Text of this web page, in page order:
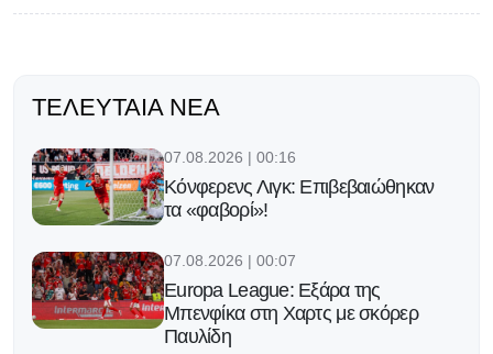
ΤΕΛΕΥΤΑΊΑ ΝΈΑ
07.08.2026 | 00:16
Κόνφερενς Λιγκ: Επιβεβαιώθηκαν
τα «φαβορί»!
07.08.2026 | 00:07
Europa League: Εξάρα της
Μπενφίκα στη Χαρτς με σκόρερ
Παυλίδη